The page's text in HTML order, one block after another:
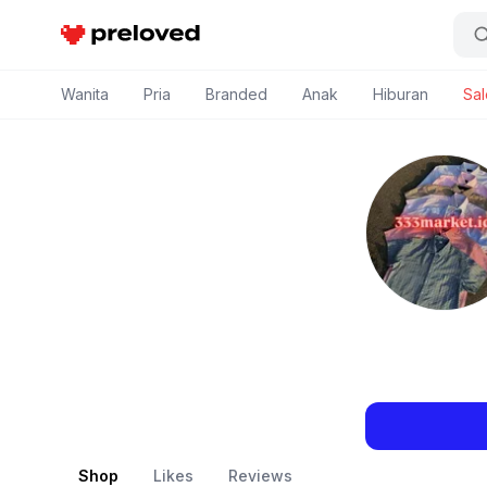
Preloved Indonesia
Wanita Pria Branded Anak Hiburan
Shop Likes Reviews